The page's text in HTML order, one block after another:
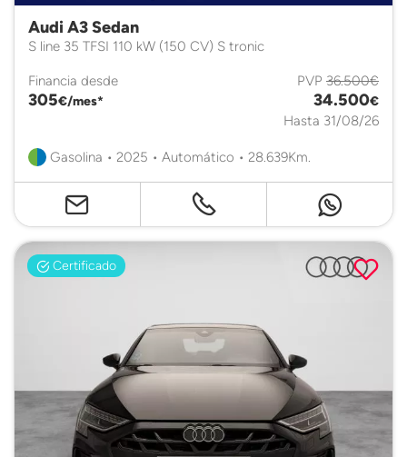
Audi A3 Sedan
S line 35 TFSI 110 kW (150 CV) S tronic
Financia desde
305€/mes*
PVP 36.500€
34.500€
Hasta 31/08/26
Gasolina • 2025 • Automático • 28.639Km.
Certificado